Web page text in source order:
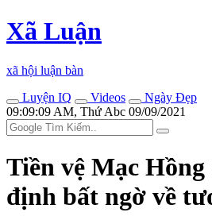
Xã Luận
xã hội luận bàn
Luyện IQ
Videos
Ngày Đẹp
09:09:09 AM, Thứ Abc 09/09/2021
Tiền vệ Mạc
định bất ngờ về